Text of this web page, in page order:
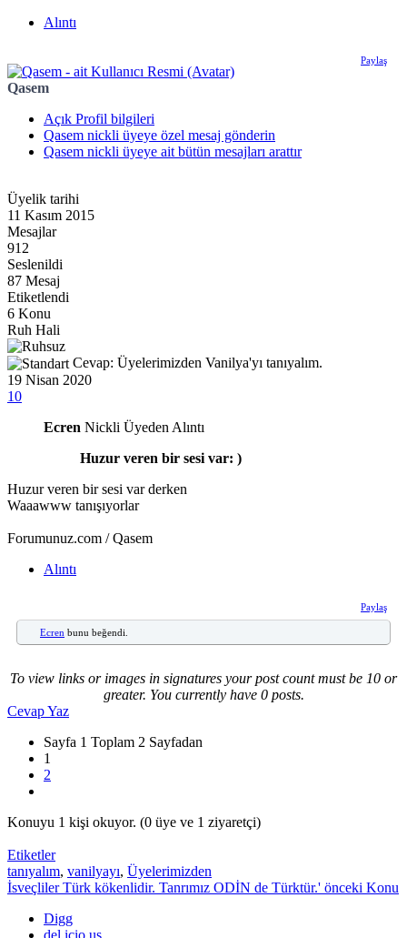
Alıntı
Paylaş
Qasem
Açık Profil bilgileri
Qasem nickli üyeye özel mesaj gönderin
Qasem nickli üyeye ait bütün mesajları arattır
Üyelik tarihi
11 Kasım 2015
Mesajlar
912
Seslenildi
87 Mesaj
Etiketlendi
6 Konu
Ruh Hali
Cevap: Üyelerimizden Vanilya'yı tanıyalım.
19 Nisan 2020
10
Ecren Nickli Üyeden Alıntı
Huzur veren bir sesi var: )
Huzur veren bir sesi var derken
Waaawww tanışıyorlar
Forumunuz.com / Qasem
Alıntı
Paylaş
Ecren bunu beğendi.
To view links or images in signatures your post count must be 10 or
greater. You currently have 0 posts.
Cevap Yaz
Sayfa 1 Toplam 2 Sayfadan
1
2
Konuyu 1 kişi okuyor. (0 üye ve 1 ziyaretçi)
Etiketler
tanıyalım, vanilyayı, Üyelerimizden
İsveçliler Türk kökenlidir. Tanrımız ODİN de Türktür.' önceki Konu
Digg
del.icio.us